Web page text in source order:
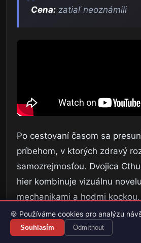
Cena: zatiaľ neoznámili
Po cestovaní časom sa
príbehom, v ktorých zdravý
samozrejmosťou. Dvojica
hier kombinuje vizuálnu
mechanikami a hodmi
konzolové vydanie tak môže
ktorí majú radi kozmický
🍪 Používáme cookies pro analýzu
Souhlasím Odmítnout